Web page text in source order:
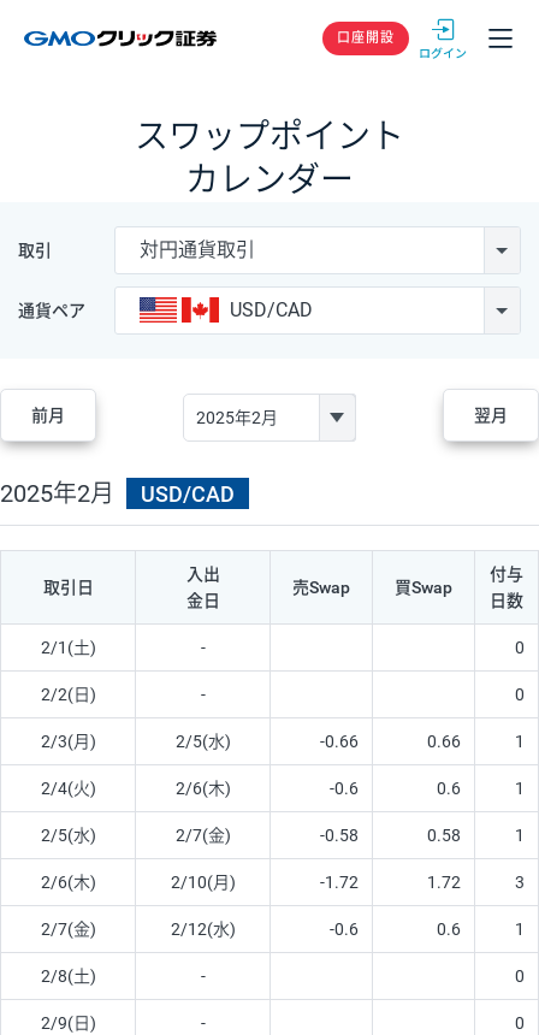
GMOクリック
口座開設
スワップポイント
カレンダー
取引 対円通貨取引
通貨ペア USD/CAD
前月 翌月
2025年2月 USD/CAD
取引日
入出
金日
売Swap 買Swap
付与
日数
2/1(土) - 0
2/2(日) - 0
2/3(月) 2/5(水) -0.66 0.66 1
2/4(火) 2/6(木) -0.6 0.6 1
2/5(水) 2/7(金) -0.58 0.58 1
2/6(木) 2/10(月) -1.72 1.72 3
2/7(金) 2/12(水) -0.6 0.6 1
2/8(土) - 0
2/9(日) - 0